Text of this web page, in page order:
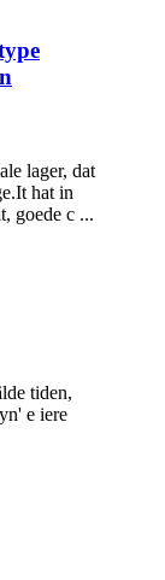
lager, dat
hat in
goede c ...
tiden,
e iere